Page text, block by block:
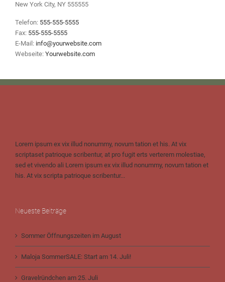
New York City, NY 555555
Telefon: 555-555-5555
Fax: 555-555-5555
E-Mail: info@yourwebsite.com
Webseite: Yourwebsite.com
Lorem ipsum ex vix illud nonummy, novum tation et his. At vix
scriptaset patrioque scribentur, at pro fugit erts verterem molestiae,
sed et vivendo ali Lorem ipsum ex vix illud nonummy, novum tation et
his. At vix scripta patrioque scribentur...
Neueste Beiträge
Sommer Öffnungszeiten im August
Maloja SommerSALE: Start am 14. Juli!
Gravelründchen am 25. Juli